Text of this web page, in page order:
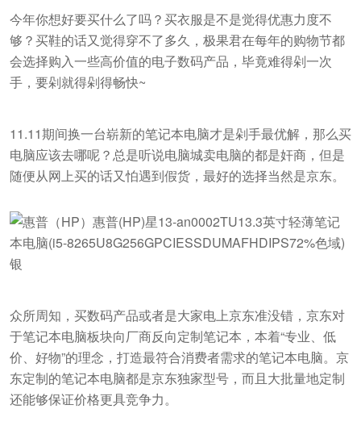
今年你想好要买什么了吗？买衣服是不是觉得优惠力度不
够？买鞋的话又觉得穿不了多久，极果君在每年的购物节都
会选择购入一些高价值的电子数码产品，毕竟难得剁一次
手，要剁就得剁得畅快~
11.11期间换一台崭新的笔记本电脑才是剁手最优解，那么买
电脑应该去哪呢？总是听说电脑城卖电脑的都是奸商，但是
随便从网上买的话又怕遇到假货，最好的选择当然是京东。
众所周知，买数码产品或者是大家电上京东准没错，京东对
于笔记本电脑板块向厂商反向定制笔记本，本着“专业、低
价、好物”的理念，打造最符合消费者需求的笔记本电脑。京
东定制的笔记本电脑都是京东独家型号，而且大批量地定制
还能够保证价格更具竞争力。